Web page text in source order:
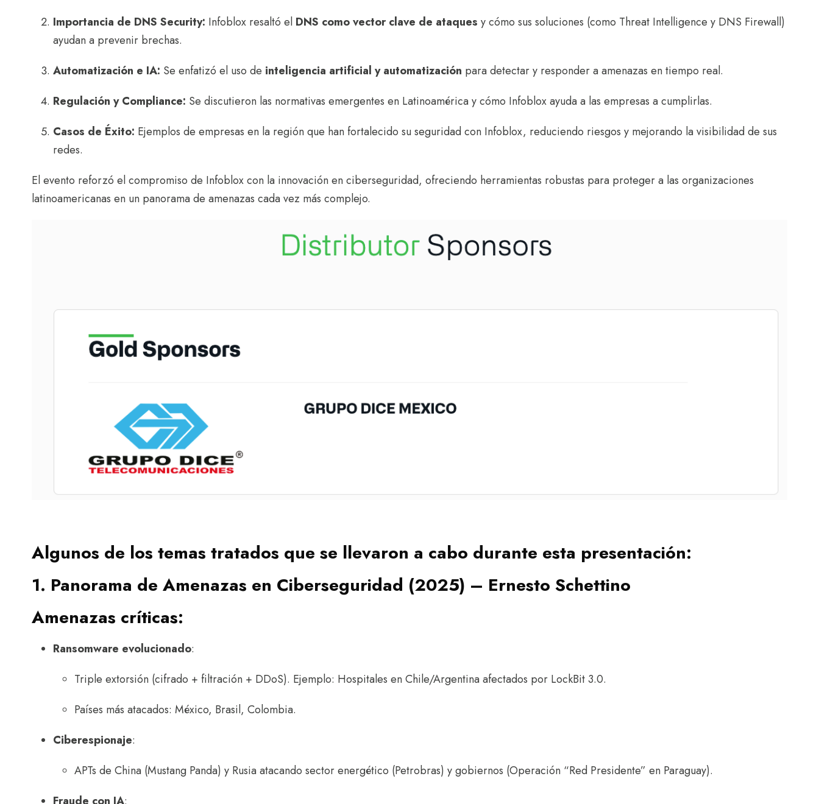
Importancia de DNS Security: Infoblox resaltó el DNS como vector clave de ataques y cómo sus soluciones (como Threat Intelligence y DNS Firewall)
ayudan a prevenir brechas.
Automatización e IA: Se enfatizó el uso de inteligencia artificial y automatización para detectar y responder a amenazas en tiempo real.
Regulación y Compliance: Se discutieron las normativas emergentes en Latinoamérica y cómo Infoblox ayuda a las empresas a cumplirlas.
Casos de Éxito: Ejemplos de empresas en la región que han fortalecido su seguridad con Infoblox, reduciendo riesgos y mejorando la visibilidad de sus
redes.
El evento reforzó el compromiso de Infoblox con la innovación en ciberseguridad, ofreciendo herramientas robustas para proteger a las organizaciones
latinoamericanas en un panorama de amenazas cada vez más complejo.
Algunos de los temas tratados que se llevaron a cabo durante esta presentación:
1. Panorama de Amenazas en Ciberseguridad (2025) – Ernesto Schettino
Amenazas críticas:
Ransomware evolucionado:
Triple extorsión (cifrado + filtración + DDoS). Ejemplo: Hospitales en Chile/Argentina afectados por LockBit 3.0.
Países más atacados: México, Brasil, Colombia.
Ciberespionaje:
APTs de China (Mustang Panda) y Rusia atacando sector energético (Petrobras) y gobiernos (Operación “Red Presidente” en Paraguay).